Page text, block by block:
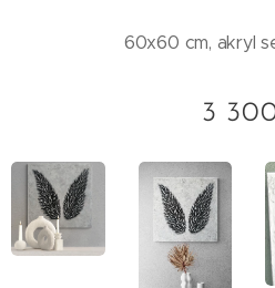
60x60 cm, akryl
3